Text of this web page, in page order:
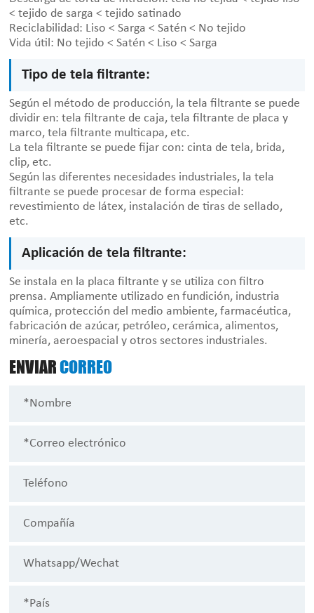
< tejido de sarga < tejido satinado
Reciclabilidad: Liso < Sarga < Satén < No tejido
Vida útil: No tejido < Satén < Liso < Sarga
Tipo de tela filtrante:
Según el método de producción, la tela filtrante se puede
dividir en: tela filtrante de caja, tela filtrante de placa y
marco, tela filtrante multicapa, etc.
La tela filtrante se puede fijar con: cinta de tela, brida,
clip, etc.
Según las diferentes necesidades industriales, la tela
filtrante se puede procesar de forma especial:
revestimiento de látex, instalación de tiras de sellado,
etc.
Aplicación de tela filtrante:
Se instala en la placa filtrante y se utiliza con filtro
prensa. Ampliamente utilizado en fundición, industria
química, protección del medio ambiente, farmacéutica,
fabricación de azúcar, petróleo, cerámica, alimentos,
minería, aeroespacial y otros sectores industriales.
ENVIARCORREO